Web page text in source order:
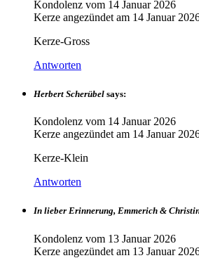
Kondolenz vom 14 Januar 2026
Kerze angezündet am 14 Januar
Kerze-Gross
Antworten
Herbert Scherübel says:
Kondolenz vom 14 Januar 2026
Kerze angezündet am 14 Januar
Kerze-Klein
Antworten
In lieber Erinnerung, Emmerich &
Kondolenz vom 13 Januar 2026
Kerze angezündet am 13 Januar